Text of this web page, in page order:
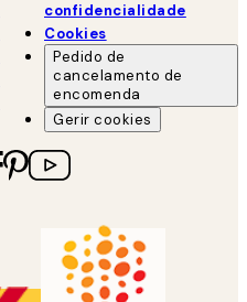
confidencialidade
Cookies
Pedido de
cancelamento de
encomenda
Gerir cookies